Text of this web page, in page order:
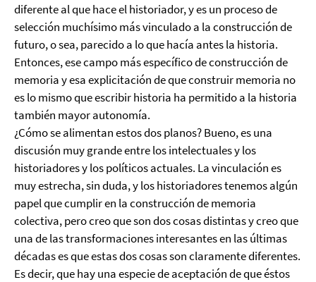
diferente al que hace el historiador, y es un proceso de
selección muchísimo más vinculado a la construcción de
futuro, o sea, parecido a lo que hacía antes la historia.
Entonces, ese campo más específico de construcción de
memoria y esa explicitación de que construir memoria no
es lo mismo que escribir historia ha permitido a la historia
también mayor autonomía.
¿Cómo se alimentan estos dos planos? Bueno, es una
discusión muy grande entre los intelectuales y los
historiadores y los políticos actuales. La vinculación es
muy estrecha, sin duda, y los historiadores tenemos algún
papel que cumplir en la construcción de memoria
colectiva, pero creo que son dos cosas distintas y creo que
una de las transformaciones interesantes en las últimas
décadas es que estas dos cosas son claramente diferentes.
Es decir, que hay una especie de aceptación de que éstos